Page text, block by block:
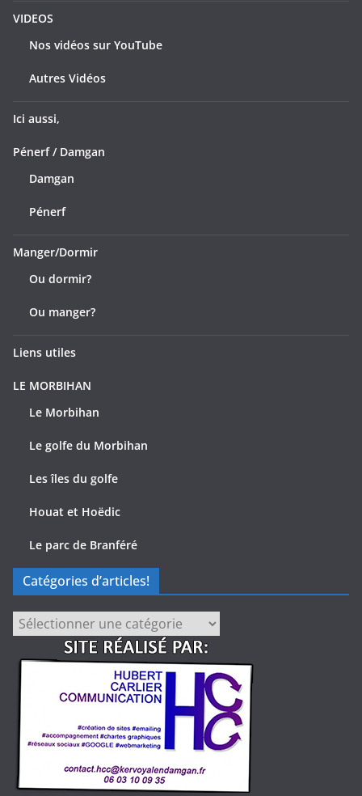
VIDEOS
Nos vidéos sur YouTube
Autres Vidéos
Ici aussi,
Pénerf / Damgan
Damgan
Pénerf
Manger/Dormir
Ou dormir?
Ou manger?
Liens utiles
LE MORBIHAN
Le Morbihan
Le golfe du Morbihan
Les îles du golfe
Houat et Hoëdic
Le parc de Branféré
Catégories d’articles!
Catégories